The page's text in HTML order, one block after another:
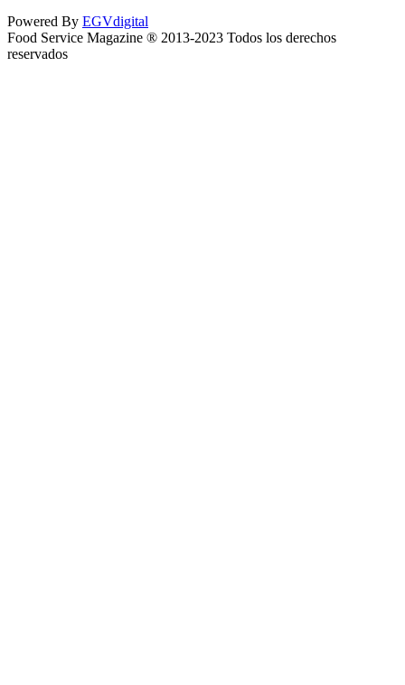
Powered By EGVdigital
Food Service Magazine ® 2013-2023 Todos los derechos
reservados